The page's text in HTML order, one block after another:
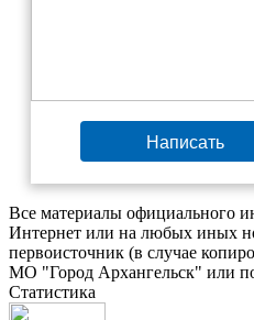
Написать
Все материалы официального
Интернет или на любых иных
первоисточник (в случае
МО "Город Архангельск" или
Статистика